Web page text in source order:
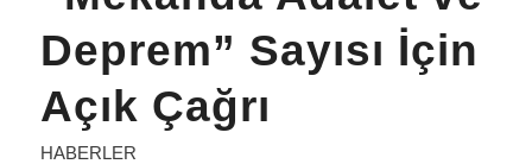
Deprem” Sayısı İçin
Açık Çağrı
HABERLER